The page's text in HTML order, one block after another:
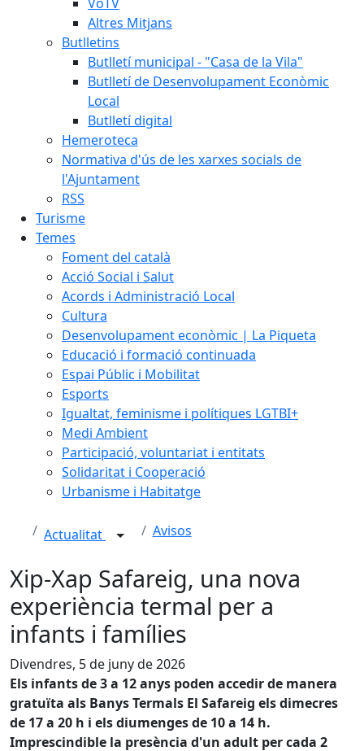
Altres Mitjans
Butlletins
Butlletí municipal - "Casa de la Vila"
Butlletí de Desenvolupament Econòmic
Local
Butlletí digital
Hemeroteca
Normativa d'ús de les xarxes socials de
l'Ajuntament
RSS
Turisme
Temes
Foment del català
Acció Social i Salut
Acords i Administració Local
Cultura
Desenvolupament econòmic | La Piqueta
Educació i formació continuada
Espai Públic i Mobilitat
Esports
Igualtat, feminisme i polítiques LGTBI+
Medi Ambient
Participació, voluntariat i entitats
Solidaritat i Cooperació
Urbanisme i Habitatge
Actualitat Avisos
Xip-Xap Safareig, una nova
experiència termal per a
infants i famílies
Divendres, 5 de juny de 2026
Els infants de 3 a 12 anys poden accedir de manera
gratuïta als Banys Termals El Safareig els dimecres
de 17 a 20 h i els diumenges de 10 a 14 h.
Imprescindible la presència d'un adult per cada 2